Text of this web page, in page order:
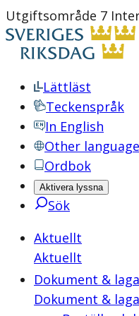
Utgiftsområde 7
Lättläst
Teckenspråk
In English
Other
Ordbok
Aktivera lyssna
Sök
Aktuellt
Aktuellt
Dokument &
Dokument &